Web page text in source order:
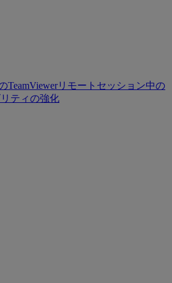
TeamViewerリモートセッション中の
ティの強化